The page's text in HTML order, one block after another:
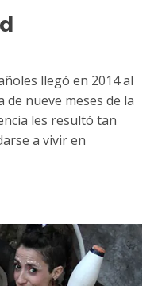
llegó en 2014 al
nueve meses de la
les resultó tan
a vivir en